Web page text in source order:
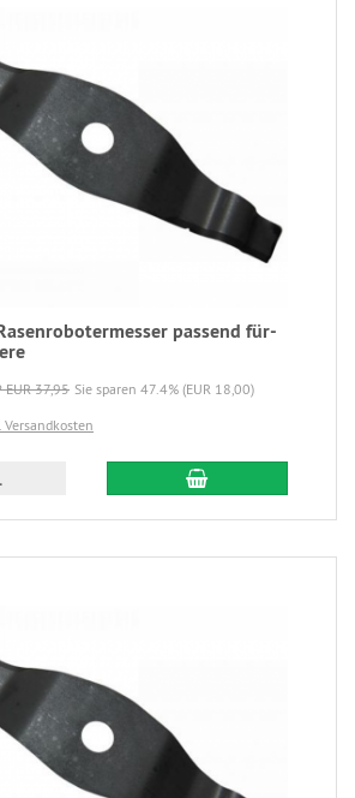
passend für-
EUR 37,95 Sie sparen 47.4% (EUR 18,00)
Versandkosten